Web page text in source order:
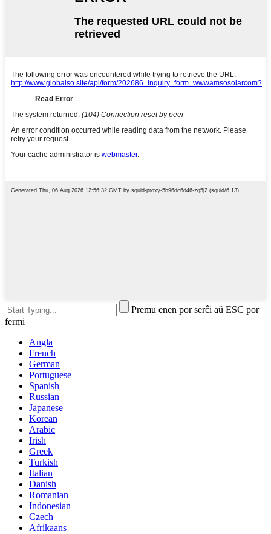
Premu enen por serĉi aŭ ESC por
fermi
Angla
French
German
Portuguese
Spanish
Russian
Japanese
Korean
Arabic
Irish
Greek
Turkish
Italian
Danish
Romanian
Indonesian
Czech
Afrikaans